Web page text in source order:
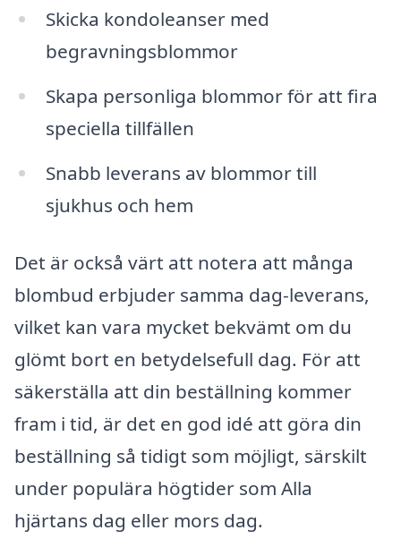
Skicka kondoleanser med
begravningsblommor
Skapa personliga blommor för att fira
speciella tillfällen
Snabb leverans av blommor till
sjukhus och hem
Det är också värt att notera att många
blombud erbjuder samma dag-leverans,
vilket kan vara mycket bekvämt om du
glömt bort en betydelsefull dag. För att
säkerställa att din beställning kommer
fram i tid, är det en god idé att göra din
beställning så tidigt som möjligt, särskilt
under populära högtider som Alla
hjärtans dag eller mors dag.